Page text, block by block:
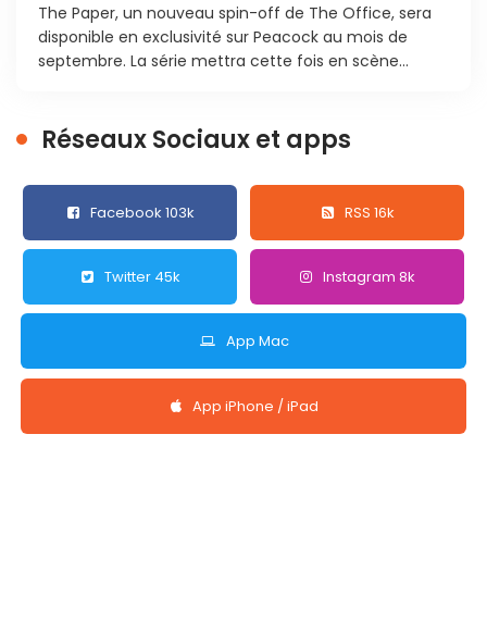
The Paper, un nouveau spin-off de The Office, sera
disponible en exclusivité sur Peacock au mois de
septembre. La série mettra cette fois en scène...
Réseaux Sociaux et apps
Facebook 103k RSS 16k
Twitter 45k Instagram 8k
App Mac
App iPhone / iPad